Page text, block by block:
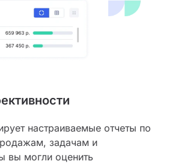
настраиваемые отчеты по
задачам и
вы могли оценить